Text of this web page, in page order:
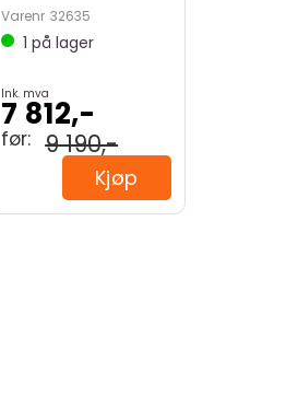
Varenr 32635
1 på lager
Ink. mva
7 812,-
9 190,-
Kjøp